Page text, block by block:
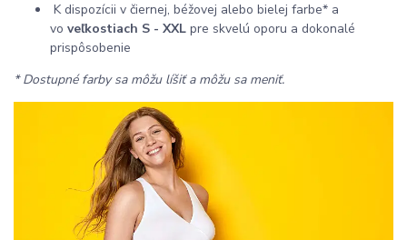
K dispozícii v čiernej, béžovej alebo bielej farbe* a
vo veľkostiach S - XXL pre skvelú oporu a dokonalé
prispôsobenie
*Dostupné farby sa môžu líšiť a môžu sa meniť.